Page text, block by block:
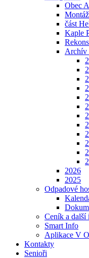
Obec
část
Kaple
Archív
2026
2025
Odpadové
Ceník a další
Smart Info
Aplikace V
Kontakty
Senioři